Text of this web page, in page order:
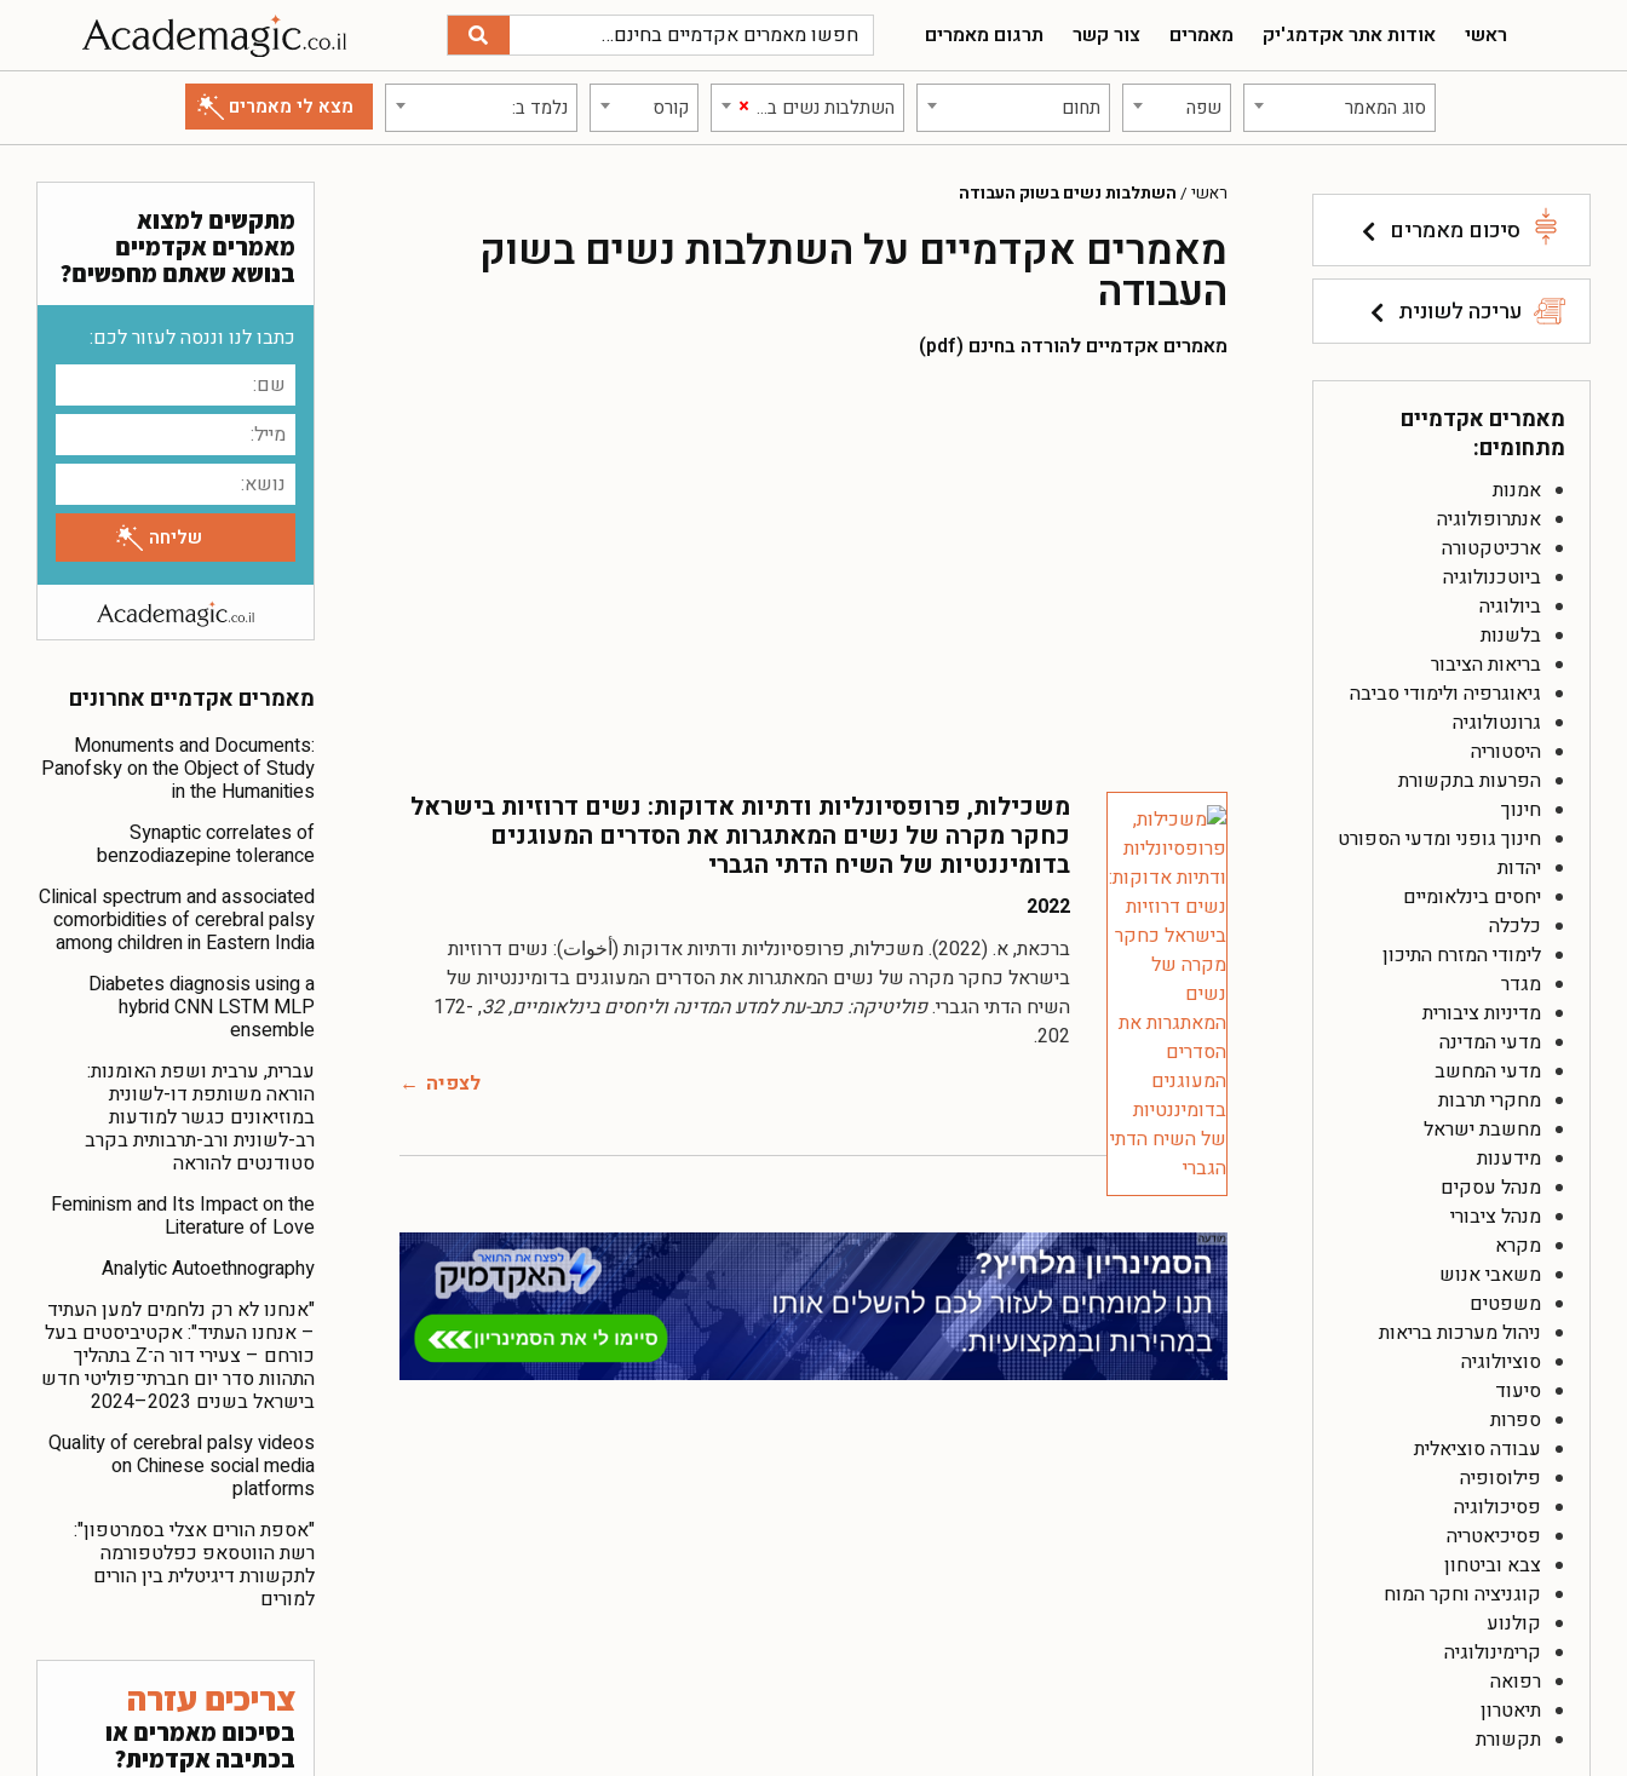
ראשי אודות אתר אקדמג'יק מאמרים צור קשר תרגום מאמרים
סוג המאמר שפה תחום × השתלבות נשים בשוק העבודה קורס נלמד ב:
סיכום מאמרים
עריכה לשונית
מאמרים אקדמיים
מתחומים:
אמנות
אנתרופולוגיה
ארכיטקטורה
ביוטכנולוגיה
ביולוגיה
בלשנות
בריאות הציבור
גיאוגרפיה ולימודי סביבה
גרונטולוגיה
היסטוריה
הפרעות בתקשורת
חינוך
חינוך גופני ומדעי הספורט
יהדות
יחסים בינלאומיים
כלכלה
לימודי המזרח התיכון
מגדר
מדיניות ציבורית
מדעי המדינה
מדעי המחשב
מחקרי תרבות
מחשבת ישראל
מידענות
מנהל עסקים
מנהל ציבורי
מקרא
משאבי אנוש
משפטים
ניהול מערכות בריאות
סוציולוגיה
סיעוד
ספרות
עבודה סוציאלית
פילוסופיה
פסיכולוגיה
פסיכיאטריה
צבא וביטחון
קוגניציה וחקר המוח
קולנוע
קרימינולוגיה
רפואה
תיאטרון
תקשורת
ראשי / השתלבות נשים בשוק העבודה
מאמרים אקדמיים על השתלבות נשים בשוק
העבודה
מאמרים אקדמיים להורדה בחינם (pdf)
משכילות, פרופסיונליות ודתיות אדוקות: נשים דרוזיות בישראל
כחקר מקרה של נשים המאתגרות את הסדרים המעוגנים
בדומיננטיות של השיח הדתי הגברי
2022
ברכאת, א. (2022). משכילות, פרופסיונליות ודתיות אדוקות (أخوات): נשים דרוזיות
בישראל כחקר מקרה של נשים המאתגרות את הסדרים המעוגנים בדומיננטיות של
השיח הדתי הגברי.פוליטיקה: כתב-עת למדע המדינה וליחסים בינלאומיים, 32
, 172-
202.
לצפיה
מתקשים למצוא
מאמרים אקדמיים
בנושא שאתם מחפשים?
כתבו לנו וננסה לעזור לכם:
מאמרים אקדמיים אחרונים
Monuments and Documents:
Panofsky on the Object of Study
in the Humanities
Synaptic correlates of
benzodiazepine tolerance
Clinical spectrum and associated
comorbidities of cerebral palsy
among children in Eastern India
Diabetes diagnosis using a
hybrid CNN LSTM MLP
ensemble
עברית, ערבית ושפת האומנות:
הוראה משותפת דו-לשונית
במוזיאונים כגשר למודעות
רב-לשונית ורב-תרבותית בקרב
סטודנטים להוראה
Feminism and Its Impact on the
Literature of Love
Analytic Autoethnography
"אנחנו לא רק נלחמים למען העתיד
– אנחנו העתיד": אקטיביסטים בעל
כורחם – צעירי דור ה־Z בתהליך
התהוות סדר יום חברתי־פוליטי חדש
בישראל בשנים 2023–2024
Quality of cerebral palsy videos
on Chinese social media
platforms
"אספת הורים אצלי בסמרטפון":
רשת הווטסאפ כפלטפורמה
לתקשורת דיגיטלית בין הורים
למורים
צריכים עזרה
בסיכום מאמרים או
בכתיבה אקדמית?